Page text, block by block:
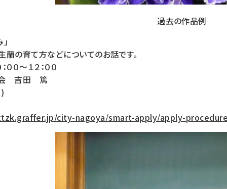
過去の作品例
の育て方などについてのお話です。
０～１２：００
会 吉田 篤
city-nagoya/smart-apply/apply-